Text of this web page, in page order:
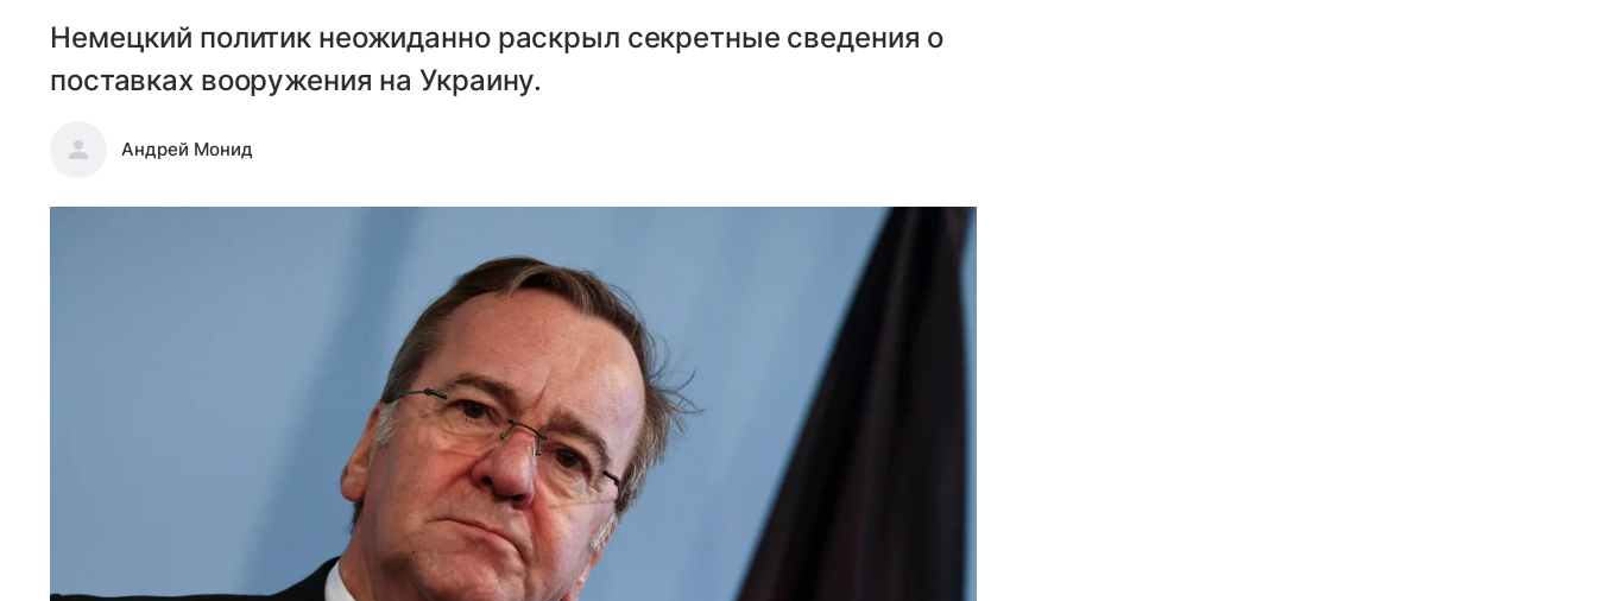
Немецкий политик неожиданно раскрыл секретные сведения о
поставках вооружения на Украину.
Андрей Монид